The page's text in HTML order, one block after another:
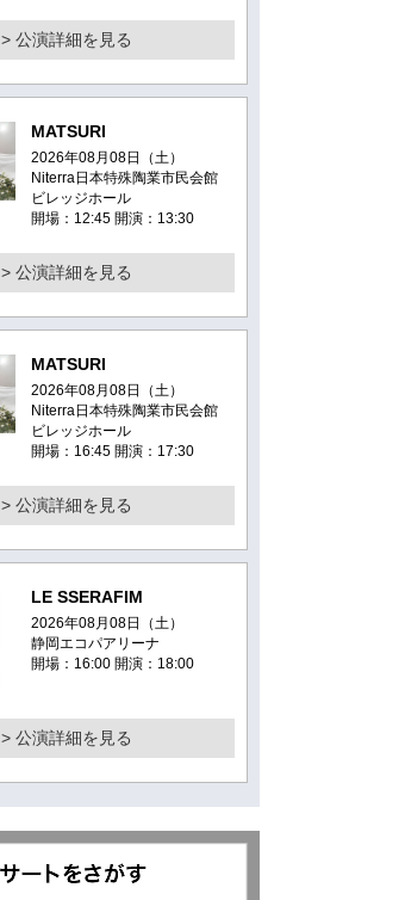
> 公演詳細を見る
MATSURI
2026年08月08日（土）
Niterra日本特殊陶業市民会館
ビレッジホール
開場：12:45 開演：13:30
> 公演詳細を見る
MATSURI
2026年08月08日（土）
Niterra日本特殊陶業市民会館
ビレッジホール
開場：16:45 開演：17:30
> 公演詳細を見る
LE SSERAFIM
2026年08月08日（土）
静岡エコパアリーナ
開場：16:00 開演：18:00
> 公演詳細を見る